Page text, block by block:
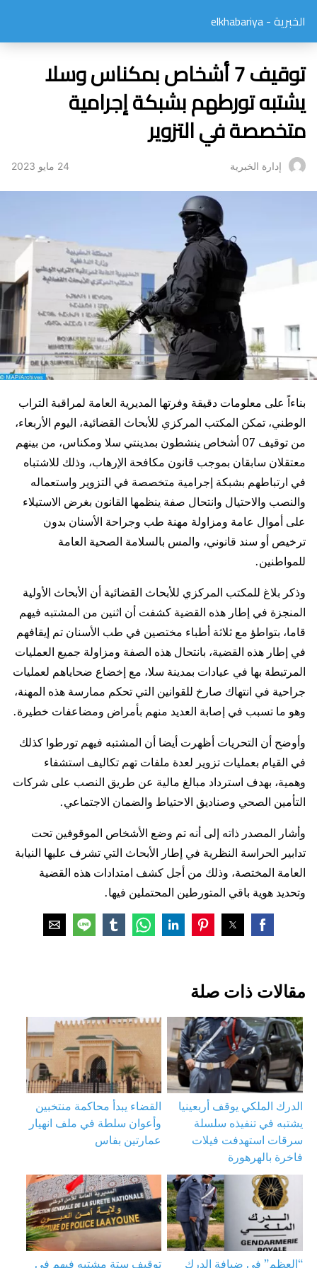
الخبرية - elkhabariya
توقيف 7 أشخاص بمكناس وسلا
يشتبه تورطهم بشبكة إجرامية
متخصصة في التزوير
إدارة الخبرية 24 مايو 2023
بناءاً على معلومات دقيقة وفرتها المديرية العامة لمراقبة التراب
الوطني، تمكن المكتب المركزي للأبحاث القضائية، اليوم الأربعاء،
من توقيف 07 أشخاص ينشطون بمدينتي سلا ومكناس، من بينهم
معتقلان سابقان بموجب قانون مكافحة الإرهاب، وذلك للاشتباه
في ارتباطهم بشبكة إجرامية متخصصة في التزوير واستعماله
والنصب والاحتيال وانتحال صفة ينظمها القانون بغرض الاستيلاء
على أموال عامة ومزاولة مهنة طب وجراحة الأسنان بدون
ترخيص أو سند قانوني، والمس بالسلامة الصحية العامة
للمواطنين.
وذكر بلاغ للمكتب المركزي للأبحاث القضائية أن الأبحاث الأولية
المنجزة في إطار هذه القضية كشفت أن اثنين من المشتبه فيهم
قاما، بتواطؤ مع ثلاثة أطباء مختصين في طب الأسنان تم إيقافهم
في إطار هذه القضية، بانتحال هذه الصفة ومزاولة جميع العمليات
المرتبطة بها في عيادات بمدينة سلا، مع إخضاع ضحاياهم لعمليات
جراحية في انتهاك صارخ للقوانين التي تحكم ممارسة هذه المهنة،
وهو ما تسبب في إصابة العديد منهم بأمراض ومضاعفات خطيرة.
وأوضح أن التحريات أظهرت أيضا أن المشتبه فيهم تورطوا كذلك
في القيام بعمليات تزوير لعدة ملفات تهم تكاليف استشفاء
وهمية، بهدف استرداد مبالغ مالية عن طريق النصب على شركات
التأمين الصحي وصناديق الاحتياط والضمان الاجتماعي.
وأشار المصدر ذاته إلى أنه تم وضع الأشخاص الموقوفين تحت
تدابير الحراسة النظرية في إطار الأبحاث التي تشرف عليها النيابة
العامة المختصة، وذلك من أجل كشف امتدادات هذه القضية
وتحديد هوية باقي المتورطين المحتملين فيها.
مقالات ذات صلة
الدرك الملكي يوقف أربعينيا
يشتبه في تنفيذه سلسلة
سرقات استهدفت فيلات
فاخرة بالهرهورة
القضاء يبدأ محاكمة منتخبين
وأعوان سلطة في ملف انهيار
عمارتين بفاس
“العظم” في ضيافة الدرك توقيف ستة مشتبه فيهم في